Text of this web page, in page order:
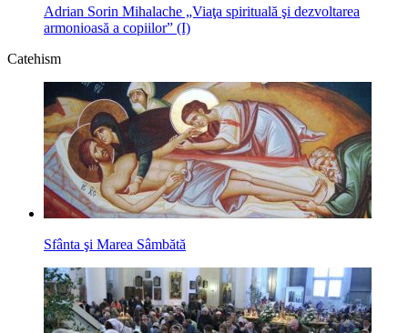
Adrian Sorin Mihalache „Viaţa spirituală şi dezvoltarea
armonioasă a copiilor” (I)
Catehism
Sfânta şi Marea Sâmbătă